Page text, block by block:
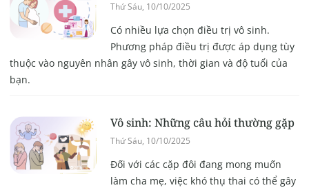
Thứ Sáu, 10/10/2025
Có nhiều lựa chọn điều trị vô sinh.
Phương pháp điều trị được áp dụng tùy
thuộc vào nguyên nhân gây vô sinh, thời gian và độ tuổi của
bạn.
Vô sinh: Những câu hỏi thường gặp
Thứ Sáu, 10/10/2025
Đối với các cặp đôi đang mong muốn
làm cha mẹ, việc khó thụ thai có thể gây